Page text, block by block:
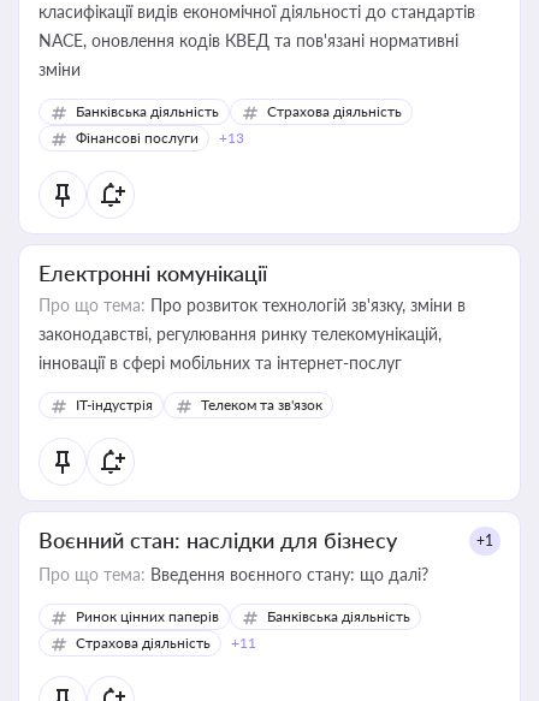
класифікації видів економічної діяльності до стандартів
NACE, оновлення кодів КВЕД та пов'язані нормативні
зміни
Банківська діяльність
Страхова діяльність
Фінансові послуги
+13
Електронні комунікації
Про що тема: Про розвиток технологій зв'язку, зміни в
законодавстві, регулювання ринку телекомунікацій,
інновації в сфері мобільних та інтернет-послуг
IT-індустрія Телеком та зв'язок
Воєнний стан: наслідки для бізнесу +1
Про що тема: Введення воєнного стану: що далі?
Ринок цінних паперів
Банківська діяльність
Страхова діяльність
+11